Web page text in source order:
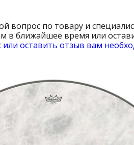
вопрос по товару и
в ближайшее время или
оставить отзыв вам